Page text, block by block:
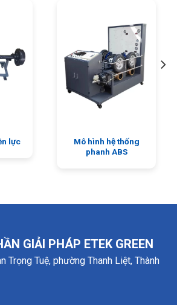
lực
Mô hình hệ thống
phanh ABS
GIẢI PHÁP ETEK GREEN
Tuệ, phường Thanh Liệt, Thành